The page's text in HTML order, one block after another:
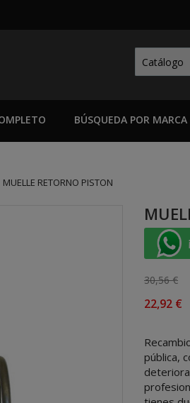
BÚSQUEDA POR MARCA
MUELLE RETORNO PISTON
30,56 €
22,92 €
pública,